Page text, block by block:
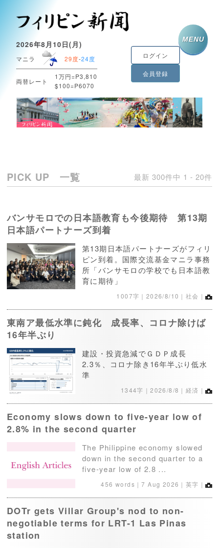
2026年8月10日(月)
マニラ 29度-24度
両替レート
1万円=P3,810
$100=P6070
ログイン
会員登録
MENU
PICK UP 一覧 最新 300件中 1 - 20件
バンサモロでの日本語教育も今後期待 第13期
日本語パートナーズ到着
第13期日本語パートナーズがフィリ
ピン到着。国際交流基金マニラ事務
所「バンサモロの学校でも日本語教
育に期待」
1007字｜ 2026/8/10 ｜社会｜
東南ア最低水準に鈍化 成長率、コロナ除けば
16年半ぶり
建設・投資急減でＧＤＰ成長
2.3％、コロナ除き16年半ぶり低水
準
1344字｜2026/8/8 ｜経済｜
Economy slows down to five-year low of
2.8% in the second quarter
The Philippine economy slowed
down in the second quarter to a
five-year low of 2.8 ...
456 words｜7 Aug 2026 ｜英字｜
DOTr gets Villar Group's nod to non-
negotiable terms for LRT-1 Las Pinas
station